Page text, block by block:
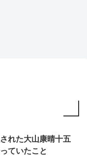
れた大山康晴十五
ていたこと